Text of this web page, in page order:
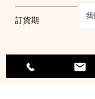
200個：$3.8
訂貨$2500以上免費送貨
$2500以下順豐快遞到付
訂貨期
同類貨品
我